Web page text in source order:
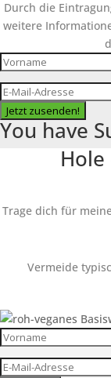
Durch die
weitere
Jetzt zusenden!
You have
Trage dich für
Vermeide